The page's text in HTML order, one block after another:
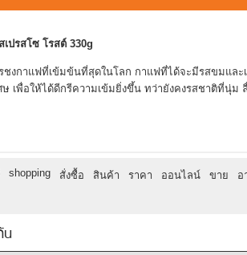
เปรสโซ โรสต์ 330g
ชงกาแฟที่เข้มข้นที่สุดในโลก กาแฟที่ได้จะมีรสขมและ
ษ เพื่อให้ได้ดีกรีความเข้มยิ่งขึ้น ทว่ายังคงรสชาติที่นุ่
shopping สั่งซื้อ สินค้า ราคา ออนไลน์ ขาย
อ